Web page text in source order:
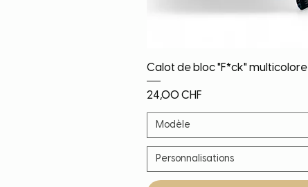
Schnellansicht
Calot de bloc "F*ck" multicolore
Preis
24,00 CHF
Modèle
Personnalisations